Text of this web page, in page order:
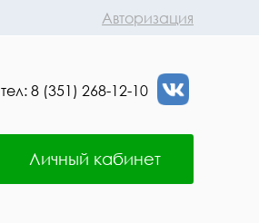
Авторизация
тел: 8 (351) 268-12-10
Личный кабинет